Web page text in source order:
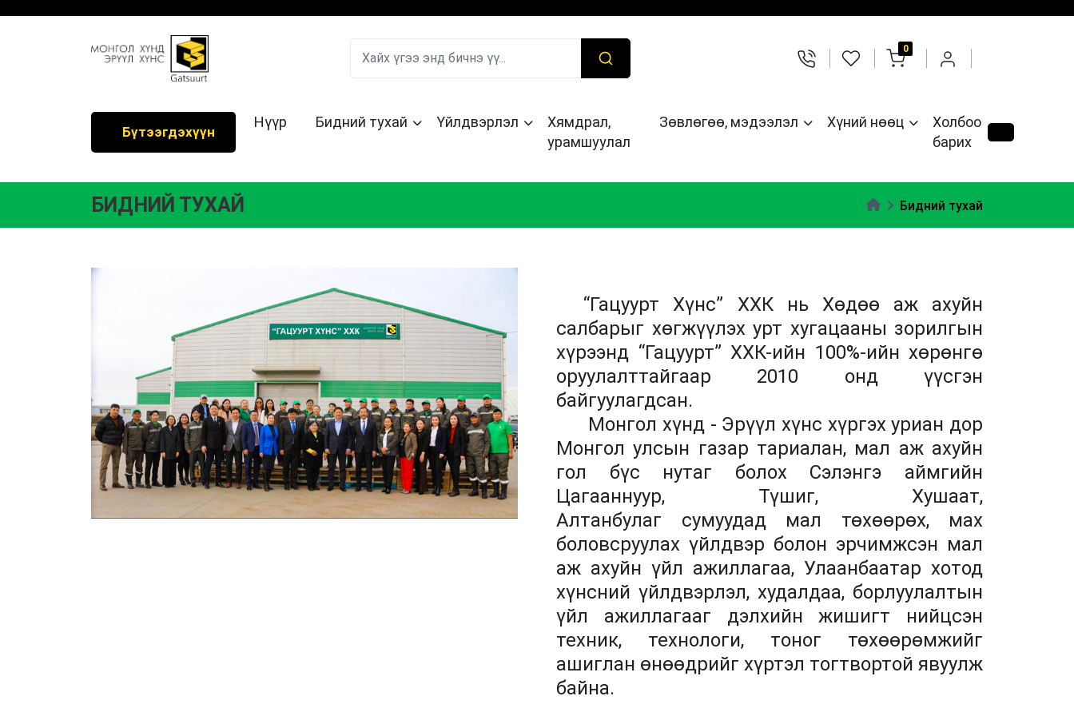
0
Бүтээгдэхүүн
Нүүр Бидний тухай Үйлдвэрлэл
Хямдрал,
урамшуулал
Зөвлөгөө, мэдээлэл Хүний нөөц
Холбоо
барих
БИДНИЙ ТУХАЙ Бидний тухай
“Гацуурт Хүнс” ХХК нь Хөдөө аж ахуйн
салбарыг хөгжүүлэх урт хугацааны зорилгын
хүрээнд “Гацуурт” ХХК-ийн 100%-ийн хөрөнгө
оруулалттайгаар 2010 онд үүсгэн
байгуулагдсан.
Монгол хүнд - Эрүүл хүнс хүргэх уриан дор
Монгол улсын газар тариалан, мал аж ахуйн
гол бүс нутаг болох Сэлэнгэ аймгийн
Цагааннуур, Түшиг, Хушаат,
Алтанбулаг сумуудад мал төхөөрөх, мах
боловсруулах үйлдвэр болон эрчимжсэн мал
аж ахуйн үйл ажиллагаа, Улаанбаатар хотод
хүнсний үйлдвэрлэл, худалдаа, борлуулалтын
үйл ажиллагааг дэлхийн жишигт нийцсэн
техник, технологи, тоног төхөөрөмжийг
ашиглан өнөөдрийг хүртэл тогтвортой явуулж
байна.